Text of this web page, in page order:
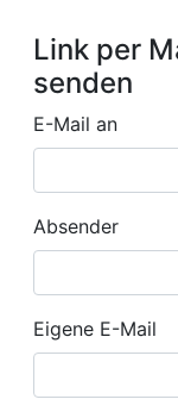
Link per
senden
E-Mail an
Absender
Eigene E-Mail